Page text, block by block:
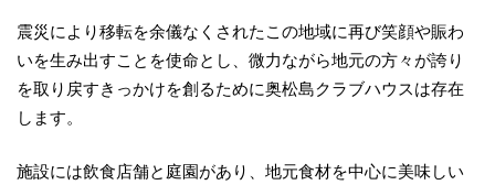
震災により移転を余儀なくされたこの地域に再び笑顔や賑わ
いを生み出すことを使命とし、微力ながら地元の方々が誇り
を取り戻すきっかけを創るために奥松島クラブハウスは存在
します。
施設には飲食店舗と庭園があり、地元食材を中心に美味しい